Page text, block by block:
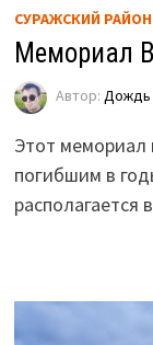
СУРАЖСКИЙ РАЙОН
Мемориал
Автор: Дождь
Этот
погибшим в